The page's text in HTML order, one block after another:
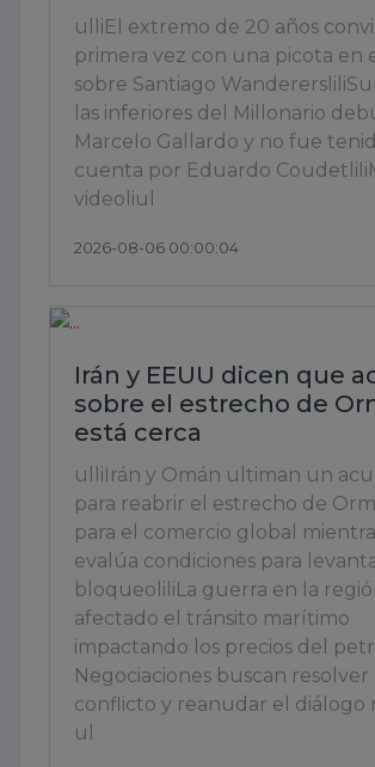
ulliEl extremo de 20 años
primera vez con una picota en
sobre Santiago
las inferiores del Millonario
Marcelo Gallardo y no fue
cuenta por Eduardo
videoliul
2026-08-06 00:00:04
Irán y EEUU dicen que
sobre el estrecho de
está cerca
ulliIrán y Omán ultiman un
para reabrir el estrecho de
para el comercio global
evalúa condiciones para
bloqueoliliLa guerra en la
afectado el tránsito marítimo
impactando los precios del
Negociaciones buscan resolver
conflicto y reanudar el diálogo
ul